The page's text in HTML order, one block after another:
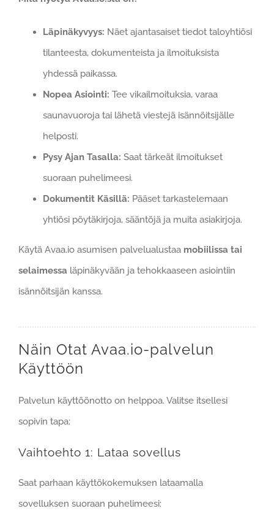
Läpinäkyvyys: Näet ajantasaiset tiedot taloyhtiösi
tilanteesta, dokumenteista ja ilmoituksista
yhdessä paikassa.
Nopea Asiointi: Tee vikailmoituksia, varaa
saunavuoroja tai lähetä viestejä isännöitsijälle
helposti.
Pysy Ajan Tasalla: Saat tärkeät ilmoitukset
suoraan puhelimeesi.
Dokumentit Käsillä: Pääset tarkastelemaan
yhtiösi pöytäkirjoja, sääntöjä ja muita asiakirjoja.
Käytä Avaa.io asumisen palvelualustaa mobiilissa tai
selaimessa läpinäkyvään ja tehokkaaseen asiointiin
isännöitsijän kanssa.
Näin Otat Avaa.io-palvelun
Käyttöön
Palvelun käyttöönotto on helppoa. Valitse itsellesi
sopivin tapa:
Vaihtoehto 1: Lataa sovellus
Saat parhaan käyttökokemuksen lataamalla
sovelluksen suoraan puhelimeesi: